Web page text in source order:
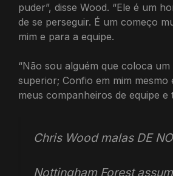
puder”, disse Wood. “Ele é um
de se perseguir. É um começo
mim e para a equipe.
“Não sou alguém que coloca
superior; Confio em mim mesmo
meus companheiros de equipe e
Chris Wood malas DE
Nottingham Forest